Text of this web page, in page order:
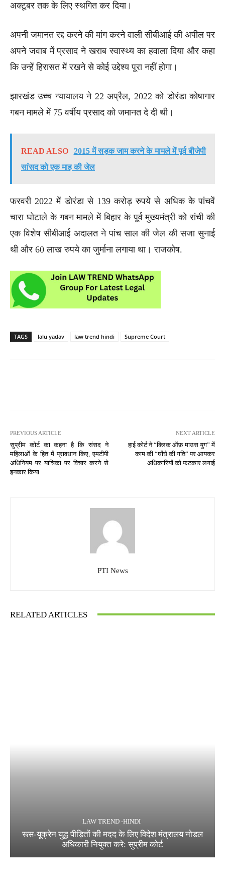
अक्टूबर तक के लिए स्थगित कर दिया।
अपनी जमानत रद्द करने की मांग करने वाली सीबीआई की अपील पर
अपने जवाब में प्रसाद ने खराब स्वास्थ्य का हवाला दिया और कहा
कि उन्हें हिरासत में रखने से कोई उद्देश्य पूरा नहीं होगा।
झारखंड उच्च न्यायालय ने 22 अप्रैल, 2022 को डोरंडा कोषागार
गबन मामले में 75 वर्षीय प्रसाद को जमानत दे दी थी।
READ ALSO
2015 में सड़क जाम करने के मामले में पूर्व बीजेपी
सांसद को एक माह की जेल
फरवरी 2022 में डोरंडा से 139 करोड़ रुपये से अधिक के पांचवें
चारा घोटाले के गबन मामले में बिहार के पूर्व मुख्यमंत्री को रांची की
एक विशेष सीबीआई अदालत ने पांच साल की जेल की सजा सुनाई
थी और 60 लाख रुपये का जुर्माना लगाया था। राजकोष.
TAGS lalu yadav law trend hindi Supreme Court
PREVIOUS ARTICLE
सुप्रीम कोर्ट का कहना है कि संसद ने
महिलाओं के हित में प्रावधान किए, एमटीपी
अधिनियम पर याचिका पर विचार करने से
इनकार किया
NEXT ARTICLE
हाई कोर्ट ने “क्लिक ऑफ़ माउस युग” में
काम की “घोंघे की गति” पर आयकर
अधिकारियों को फटकार लगाई
PTI News
RELATED ARTICLES
LAW TREND -HINDI
रूस-यूक्रेन युद्ध पीड़ितों की मदद के लिए विदेश मंत्रालय नोडल
अधिकारी नियुक्त करे: सुप्रीम कोर्ट